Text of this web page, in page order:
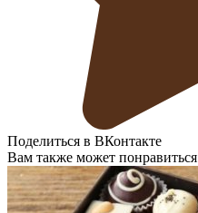
Поделиться в ВКонтакте
Вам также может понравиться